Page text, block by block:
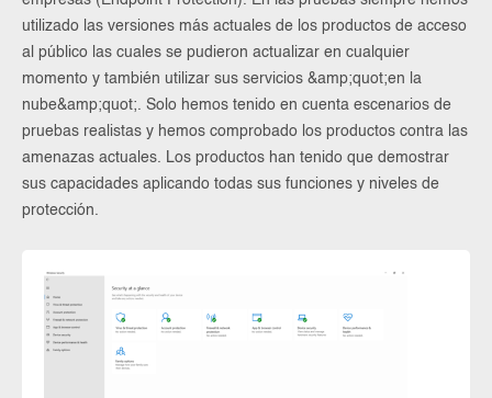
utilizado las versiones más actuales de los productos de acceso
al público las cuales se pudieron actualizar en cualquier
momento y también utilizar sus servicios &amp;quot;en la
nube&amp;quot;. Solo hemos tenido en cuenta escenarios de
pruebas realistas y hemos comprobado los productos contra las
amenazas actuales. Los productos han tenido que demostrar
sus capacidades aplicando todas sus funciones y niveles de
protección.